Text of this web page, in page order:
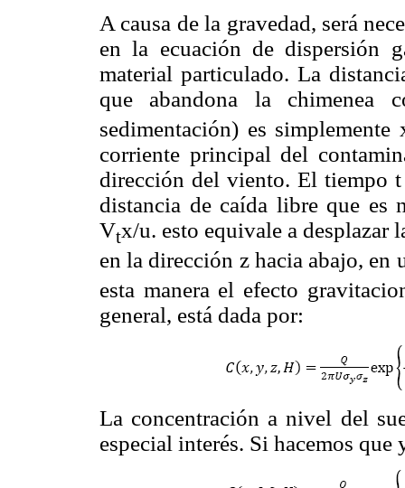
A causa de la gravedad, será
en la ecuación de dispersión
material particulado. La
que abandona la chimenea
sedimentación) es
corriente principal del
dirección del viento. El tiempo
distancia de caída libre que es
Vtx/u. esto equivale a desplazar
en la dirección z hacia abajo, en
esta manera el efecto
general, está dada por:
La concentración a nivel del
especial interés. Si hacemos